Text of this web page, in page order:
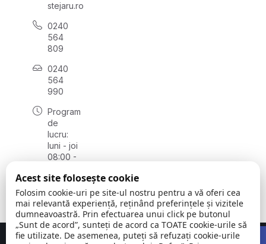
stejaru.ro
0240
564
809
0240
564
990
Program
de
lucru:
luni - joi
08:00 -
vineri
08:00 -
14:00
Acest site folosește cookie
Folosim cookie-uri pe site-ul nostru pentru a vă oferi cea
mai relevantă experiență, reținând preferințele și vizitele
dumneavoastră. Prin efectuarea unui click pe butonul
„Sunt de acord”, sunteți de acord ca TOATE cookie-urile să
fie utilizate. De asemenea, puteți să refuzați cookie-urile